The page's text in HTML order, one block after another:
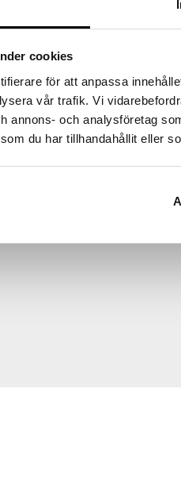
cookies
för att anpassa
vår trafik. Vi
annons- och analysföretag
du har tillhandahållit eller
denna webbläsare till nästa